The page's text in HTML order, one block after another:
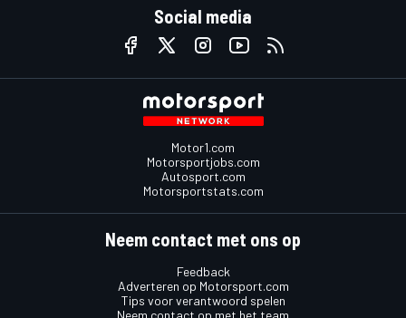
Social media
Motor1.com
Motorsportjobs.com
Autosport.com
Motorsportstats.com
Neem contact met ons op
Feedback
Adverteren op Motorsport.com
Tips voor verantwoord spelen